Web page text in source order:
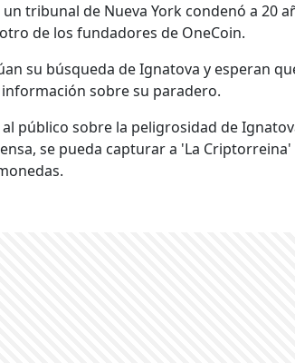
tribunal de Nueva York condenó a 20
de los fundadores de OneCoin.
su búsqueda de Ignatova y esperan
sobre su paradero.
público sobre la peligrosidad de
se pueda capturar a 'La